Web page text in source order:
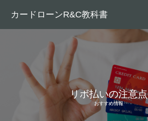
カードローンR&C教科書
リボ払いの注意点
おすすめ情報